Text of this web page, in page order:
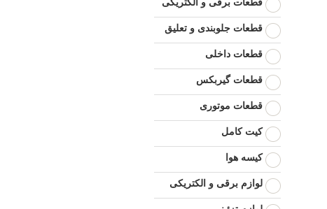
قطعات برقی و الکتریکی
قطعات جلوبندی و تعلیق
قطعات داخلی
قطعات گیربکس
قطعات موتوری
کیت کامل
کیسه هوا
لوازم برقی و الکتریکی